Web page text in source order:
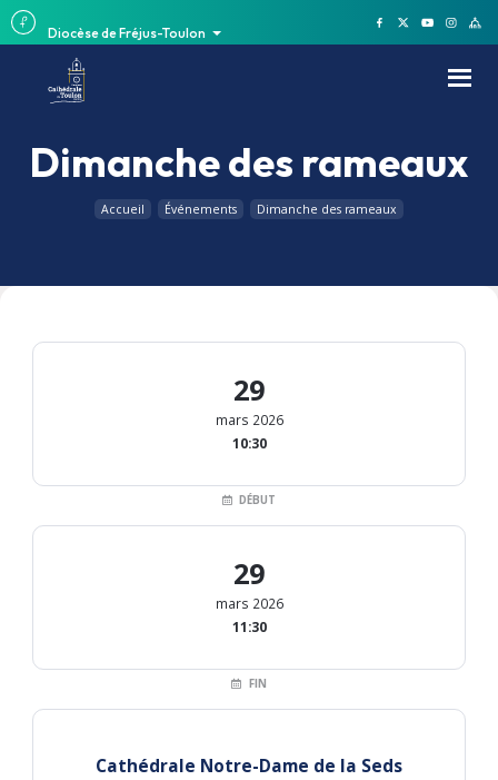
Diocèse de Fréjus-Toulon
Dimanche des rameaux
Accueil Événements Dimanche des rameaux
29
mars 2026
10:30
DÉBUT
29
mars 2026
11:30
FIN
Cathédrale Notre-Dame de la Seds